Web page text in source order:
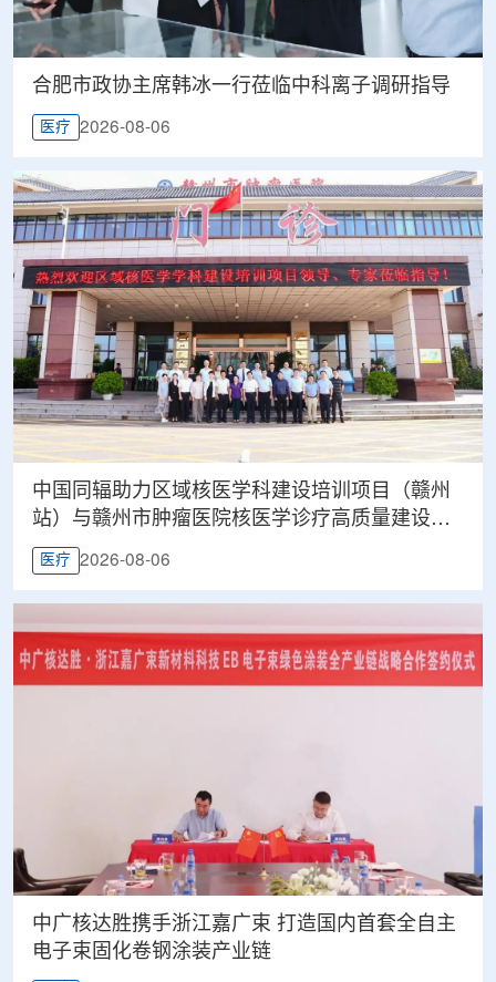
合肥市政协主席韩冰一行莅临中科离子调研指导
医疗 2026-08-06
中国同辐助力区域核医学科建设培训项目（赣州
站）与赣州市肿瘤医院核医学诊疗高质量建设项
目同步启动
医疗 2026-08-06
中广核达胜携手浙江嘉广束 打造国内首套全自主
电子束固化卷钢涂装产业链